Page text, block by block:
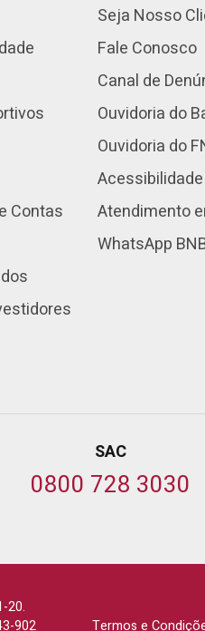
Contas
Seja Nosso
Fale Conosco
Canal de
Ouvidoria do
Ouvidoria do
Acessibilidade
Atendimento
WhatsApp
SAC
0800 728 3030
20.
902 Termos e